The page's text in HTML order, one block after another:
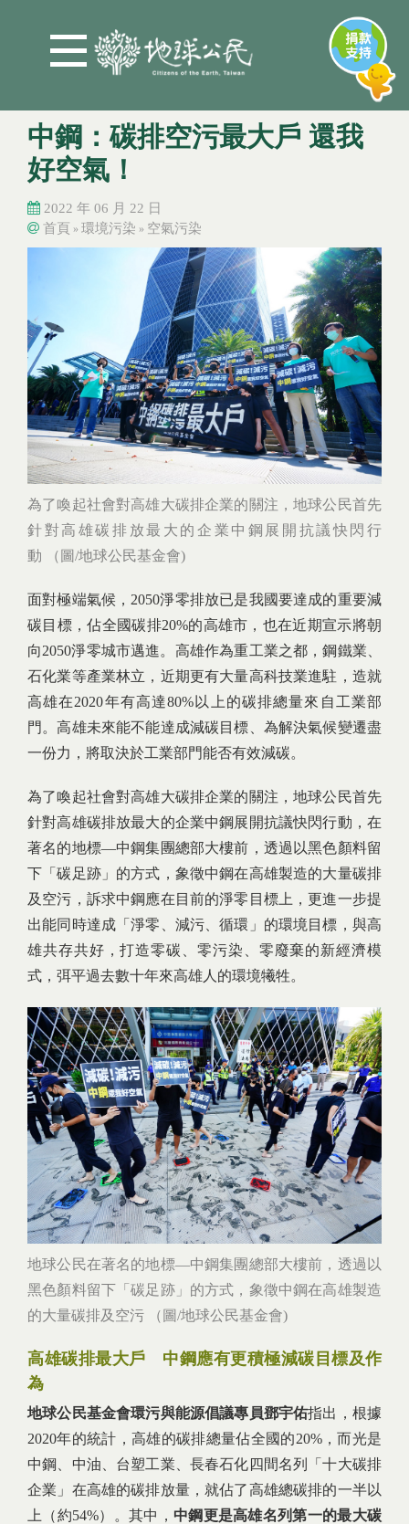
中鋼：碳排空污最大戶 還我
好空氣！
2022 年 06 月 22 日
您在這裡
首頁 » 環境污染 » 空氣污染
為了喚起社會對高雄大碳排企業的關注，地球公民首先
針對高雄碳排放最大的企業中鋼展開抗議快閃行
動 （圖/地球公民基金會)
面對極端氣候，2050淨零排放已是我國要達成的重要減
碳目標，佔全國碳排20%的高雄市，也在近期宣示將朝
向2050淨零城市邁進。高雄作為重工業之都，鋼鐵業、
石化業等產業林立，近期更有大量高科技業進駐，造就
高雄在2020年有高達80%以上的碳排總量來自工業部
門。高雄未來能不能達成減碳目標、為解決氣候變遷盡
一份力，將取決於工業部門能否有效減碳。
為了喚起社會對高雄大碳排企業的關注，地球公民首先
針對高雄碳排放最大的企業中鋼展開抗議快閃行動，在
著名的地標—中鋼集團總部大樓前，透過以黑色顏料留
下「碳足跡」的方式，象徵中鋼在高雄製造的大量碳排
及空污，訴求中鋼應在目前的淨零目標上，更進一步提
出能同時達成「淨零、減污、循環」的環境目標，與高
雄共存共好，打造零碳、零污染、零廢棄的新經濟模
式，弭平過去數十年來高雄人的環境犧牲。
地球公民在著名的地標—中鋼集團總部大樓前，透過以
黑色顏料留下「碳足跡」的方式，象徵中鋼在高雄製造
的大量碳排及空污 （圖/地球公民基金會)
高雄碳排最大戶 中鋼應有更積極減碳目標及作
為
地球公民基金會環污與能源倡議專員鄧宇佑指出，根據
2020年的統計，高雄的碳排總量佔全國的20%，而光是
中鋼、中油、台塑工業、長春石化四間名列「十大碳排
企業」在高雄的碳排放量，就佔了高雄總碳排的一半以
上（約54%）。其中， 中鋼更是高雄名列第一的最大碳